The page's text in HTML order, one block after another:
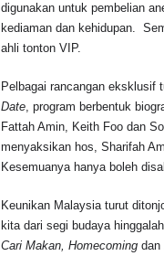
digunakan untuk pembelian
kediaman dan kehidupan.
ahli tonton VIP.
Pelbagai rancangan eksklusif
Date , program berbentuk
Fattah Amin, Keith Foo dan
menyaksikan hos, Sharifah
Kesemuanya hanya boleh
Keunikan Malaysia turut
kita dari segi budaya
Cari Makan, Homecoming dan